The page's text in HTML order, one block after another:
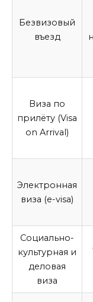
Безвизовый
въезд
Виза по
прилёту (Visa
on Arrival)
Электронная
виза (e-visa)
Социально-
культурная и
деловая
виза